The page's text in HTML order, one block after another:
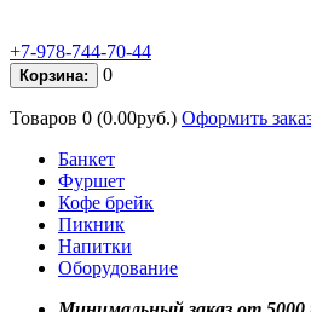
+7-978-744-70-44
Корзина: 0
Товаров 0 (0.00руб.) Оформить
Банкет
Фуршет
Кофе брейк
Пикник
Напитки
Оборудование